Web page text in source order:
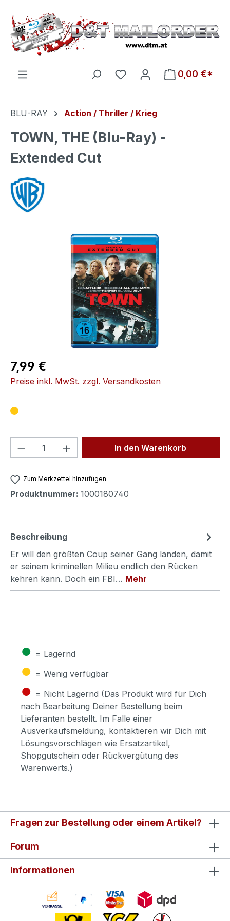
Zum Hauptinhalt springen
Du hast 0 Produkte auf
0,00 €*
BLU-RAY Action / Thriller / Krieg
TOWN, THE (Blu-Ray) -
Extended Cut
Bildergalerie überspringen
Regulärer Preis:
7,99 €
Preise inkl. MwSt. zzgl. Versandkosten
Produkt Anzahl: Gib denIn den Warenkorb
Zum Merkzettel hinzufügen
Produktnummer: 1000180740
Beschreibung
Er will den größten Coup seiner Gang landen, damit
er seinem kriminellen Milieu endlich den Rücken
kehren kann. Doch ein FBI… Mehr
● = Lagernd
● = Wenig verfügbar
● = Nicht Lagernd (Das Produkt wird für Dich
nach Bearbeitung Deiner Bestellung beim
Lieferanten bestellt. Im Falle einer
Ausverkaufsmeldung, kontaktieren wir Dich mit
Lösungsvorschlägen wie Ersatzartikel,
Shopgutschein oder Rückvergütung des
Warenwerts.)
Fragen zur Bestellung oder einem Artikel?
Forum
Informationen